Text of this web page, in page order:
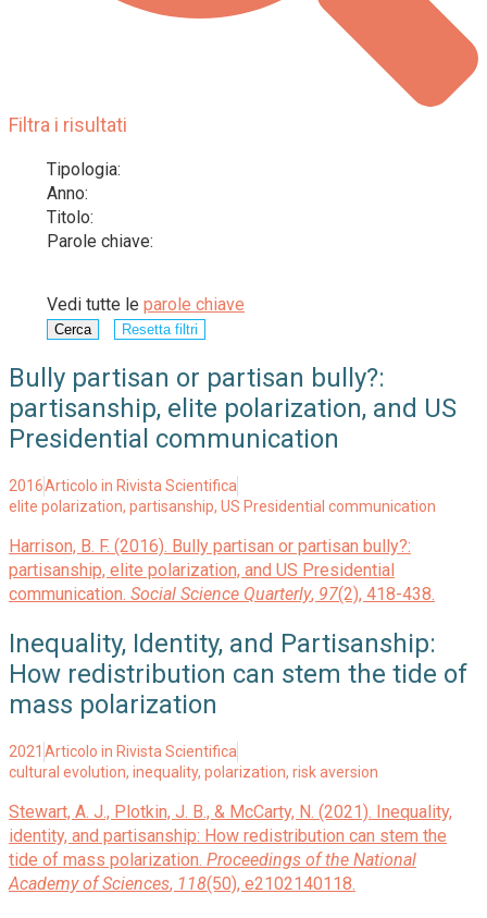
Filtra i risultati
Tipologia:
Anno:
Titolo:
Parole chiave:
Vedi tutte le parole chiave
Cerca Resetta filtri
Bully partisan or partisan bully?:
partisanship, elite polarization, and US
Presidential communication
2016Articolo in Rivista Scientifica
elite polarization, partisanship, US Presidential communication
Harrison, B. F. (2016). Bully partisan or partisan bully?:
partisanship, elite polarization, and US Presidential
communication. Social Science Quarterly, 97(2), 418-438.
Inequality, Identity, and Partisanship:
How redistribution can stem the tide of
mass polarization
2021 Articolo in Rivista Scientifica
cultural evolution, inequality, polarization, risk aversion
Stewart, A. J., Plotkin, J. B., & McCarty, N. (2021). Inequality,
identity, and partisanship: How redistribution can stem the
tide of mass polarization. Proceedings of the National
Academy of Sciences, 118(50), e2102140118.